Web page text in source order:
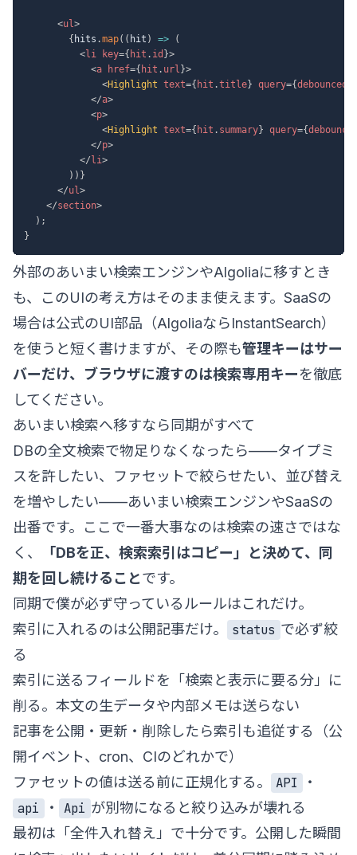
<ul>
{ hits .map( ( hit ) =>
(
<li key={ hit . id }>
<a href={ hit . url }>
<Highlight text={ hit .title} query={
</a>
<p>
<Highlight text={ hit . summary} query={
</p>
</ li>
) ) }
</ul>
</section>
) ;
}
外部のあいまい検索エンジンやAlgoliaに移すとき
も、このUIの考え方はそのまま使えます。SaaSの
場合は公式のUI部品（AlgoliaならInstantSearch）
を使うと短く書けますが、その際も管理キーはサー
バーだけ、ブラウザに渡すのは検索専用キーを徹底
してください。
あいまい検索へ移すなら同期がすべて
DBの全文検索で物足りなくなったら——タイプミ
スを許したい、ファセットで絞らせたい、並び替え
を増やしたい——あいまい検索エンジンやSaaSの
出番です。ここで一番大事なのは検索の速さではな
く、
「DBを正、検索索引はコピー」と決めて、同
期を回し続けることです。
同期で僕が必ず守っているルールはこれだけ。
索引に入れるのは公開記事だけ。
status で必ず絞
る
索引に送るフィールドを「検索と表示に要る分」に
削る。本文の生データや内部メモは送らない
記事を公開・更新・削除したら索引も追従する（公
開イベント、cron、CIのどれかで）
ファセットの値は送る前に正規化する。
API
・
api
・ Api が別物になると絞り込みが壊れる
最初は「全件入れ替え」で十分です。公開した瞬間